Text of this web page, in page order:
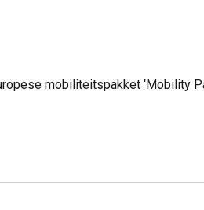
mobiliteitspakket ‘Mobility